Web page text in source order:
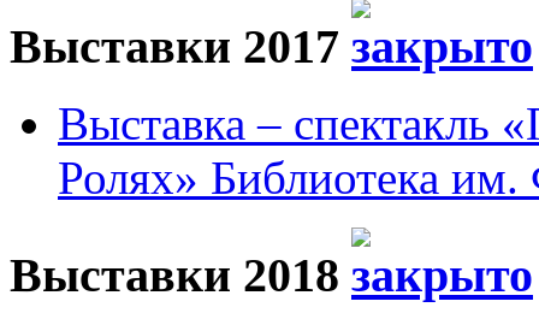
Выставки 2017
Выставка – спектакль
Ролях» Библиотека
Выставки 2018